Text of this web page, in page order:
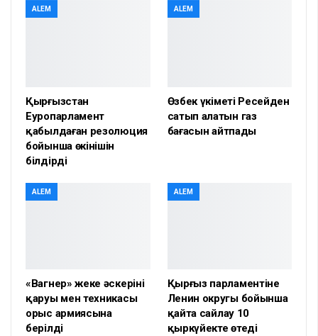
ALEM
Қырғызстан
Еуропарламент
қабылдаған резолюция
бойынша өкінішін
білдірді
ALEM
Өзбек үкіметі Ресейден
сатып алатын газ
бағасын айтпады
ALEM
«Вагнер» жеке әскерінің
қаруы мен техникасы
орыс армиясына
берілді
ALEM
Қырғыз парламентіне
Ленин округы бойынша
қайта сайлау 10
қыркүйекте өтеді